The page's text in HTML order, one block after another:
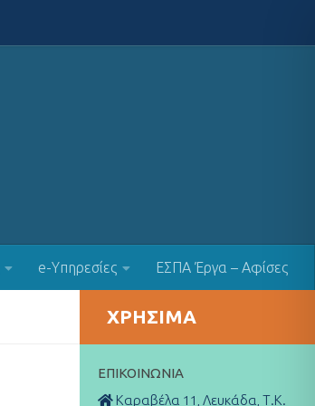
e-Υπηρεσίες ΕΣΠΑ Έργα – Αφίσες
ΧΡΉΣΙΜΑ
ΕΠΙΚΟΙΝΩΝΊΑ
Καραβέλα 11, Λευκάδα, Τ.Κ.